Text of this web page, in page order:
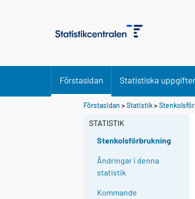
Förstasidan Statistiska uppgifter
Förstasidan >Statistik>
STATISTIK
Stenkolsförbrukning
Ändringar i denna
statistik
Kommande